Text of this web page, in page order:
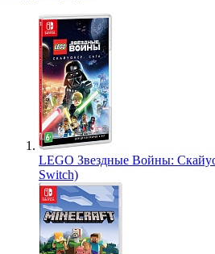
LEGO Звездные Войны:
Switch)